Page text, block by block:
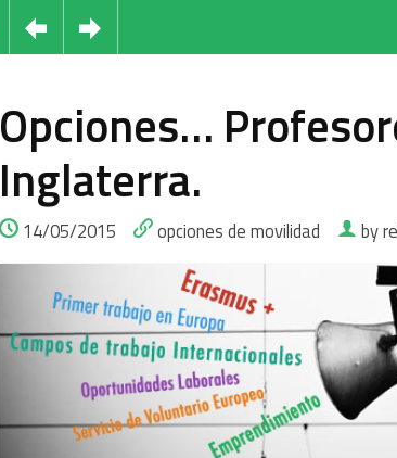
Opciones…
Inglaterra.
14/05/2015 opciones de movilidad by